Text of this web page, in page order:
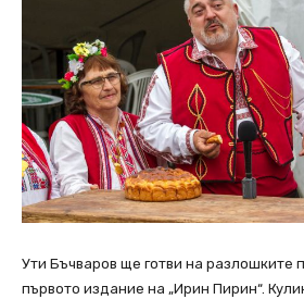
Ути Бъчваров ще готви на разлошките
първото издание на „Ирин Пирин“.